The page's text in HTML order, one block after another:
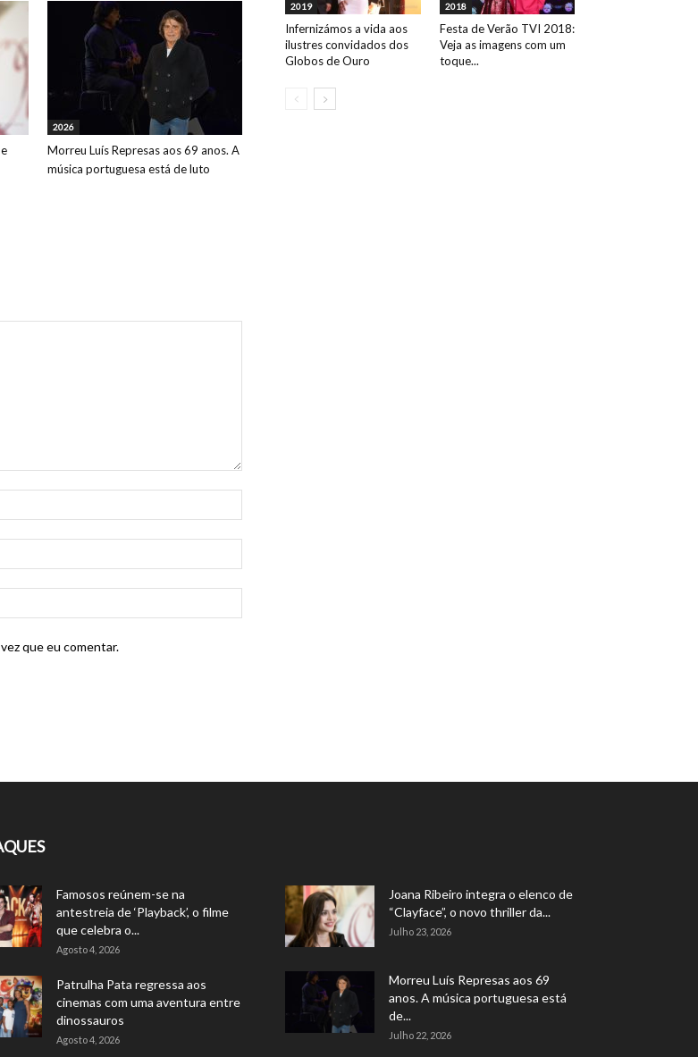
2026
Morreu Luís Represas aos 69 anos. A
música portuguesa está de luto
que eu comentar.
2019
Infernizámos a vida aos
ilustres convidados dos
Globos de Ouro
2018
Festa de Verão TVI 2018:
Veja as imagens com um
toque...
Famosos reúnem-se na
antestreia de ‘Playback’, o filme
que celebra o...
Agosto 4, 2026
Patrulha Pata regressa aos
cinemas com uma aventura entre
dinossauros
Agosto 4, 2026
Joana Ribeiro integra o elenco de
“Clayface”, o novo thriller da...
Julho 23, 2026
Morreu Luís Represas aos 69
anos. A música portuguesa está
de...
Julho 22, 2026